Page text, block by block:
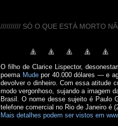
////////// SÓ O QUE ESTÁ MORTO
O filho de Clarice Lispector,
poema Mudepor 40.000 dólares — e
devolver o dinheiro. Com essa atitude
modo vergonhoso, sujando a imagem
Brasil. O nome desse sujeito é Paulo
telefone comercial no Rio de Janeiro é
Mais detalhes podem ser vistos em